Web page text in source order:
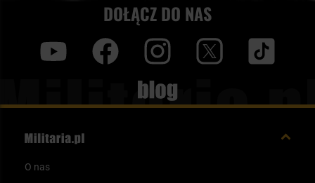
DOŁĄCZ DO NAS
Blog
O nas